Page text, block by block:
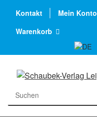
Kontakt Mein Konto
Warenkorb